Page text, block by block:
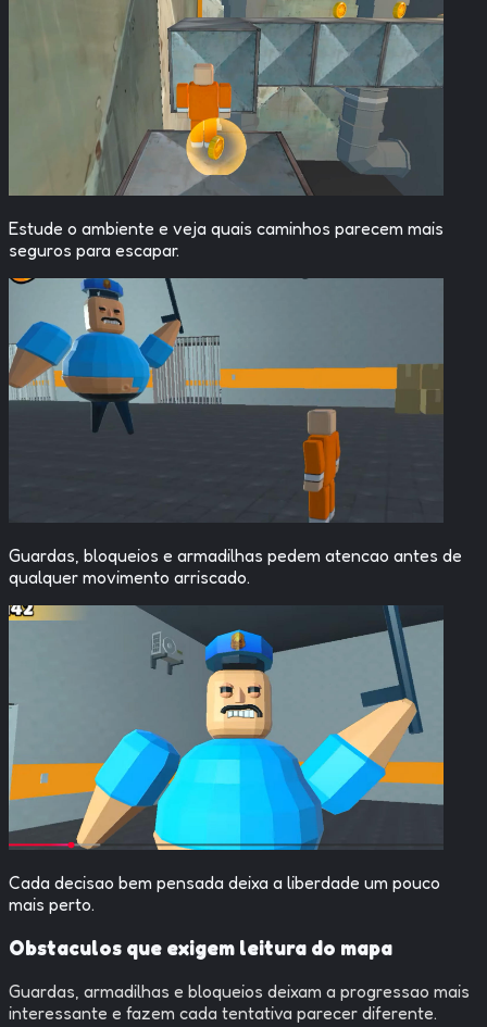
Estude o ambiente e veja quais caminhos parecem mais
seguros para escapar.
Guardas, bloqueios e armadilhas pedem atencao antes de
qualquer movimento arriscado.
Cada decisao bem pensada deixa a liberdade um pouco
mais perto.
Obstaculos que exigem leitura do mapa
Guardas, armadilhas e bloqueios deixam a progressao mais
interessante e fazem cada tentativa parecer diferente.